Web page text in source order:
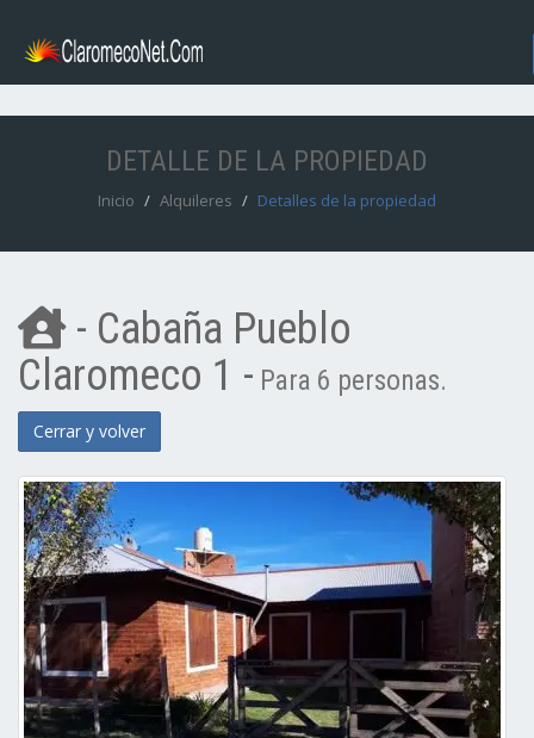
DETALLE DE LA PROPIEDAD
Inicio Alquileres Detalles de la propiedad
- Cabaña Pueblo
Claromeco 1 - Para 6 personas.
Cerrar y volver